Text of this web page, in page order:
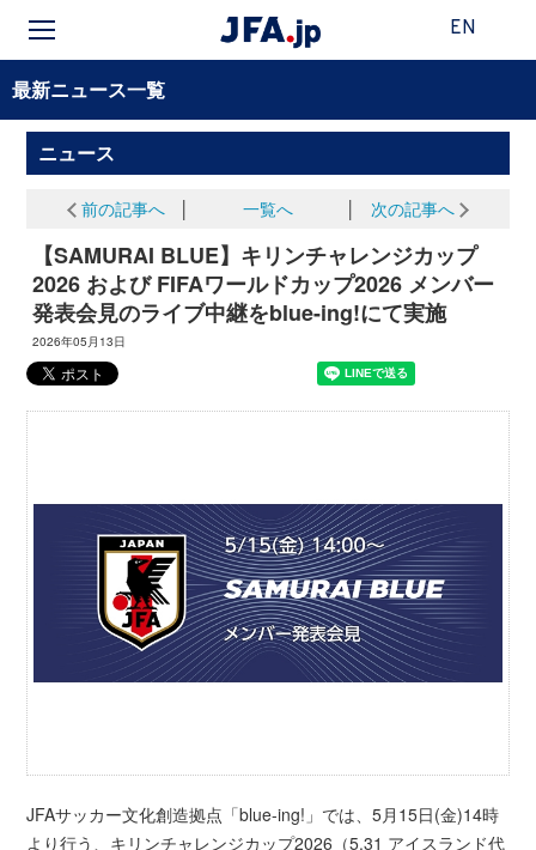
EN
最新ニュース一覧
ニュース
前の記事へ 一覧へ 次の記事へ
【SAMURAI BLUE】キリンチャレンジカップ
2026 および FIFAワールドカップ2026 メンバー
発表会見のライブ中継をblue-ing!にて実施
2026年05月13日
JFAサッカー文化創造拠点「blue-ing!」では、5月15日(金)14時
より行う、キリンチャレンジカップ2026（5.31 アイスランド代